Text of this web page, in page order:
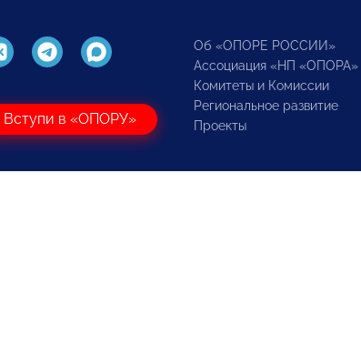
Вступи в «ОПОРУ»
Об «ОПОРЕ РОССИИ»
Ассоциация «НП «ОПОРА»
Комитеты и Комиссии
Региональное развитие
Проекты